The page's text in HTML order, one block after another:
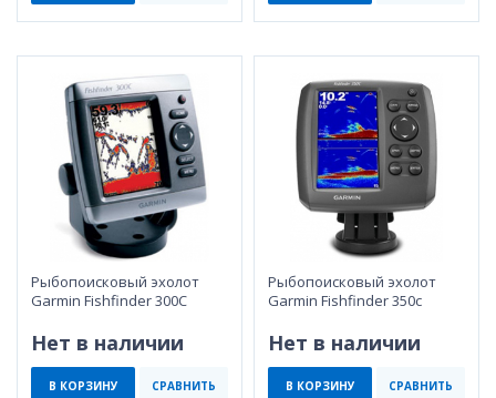
Рыбопоисковый эхолот
Garmin Fishfinder 300C
Нет в наличии
В КОРЗИНУ СРАВНИТЬ
Рыбопоисковый эхолот
Garmin Fishfinder 350c
Нет в наличии
В КОРЗИНУ СРАВНИТЬ